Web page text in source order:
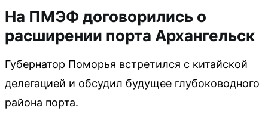
На ПМЭФ договорились о
расширении порта Архангельск
Губернатор Поморья встретился с китайской
делегацией и обсудил будущее глубоководного
района порта.